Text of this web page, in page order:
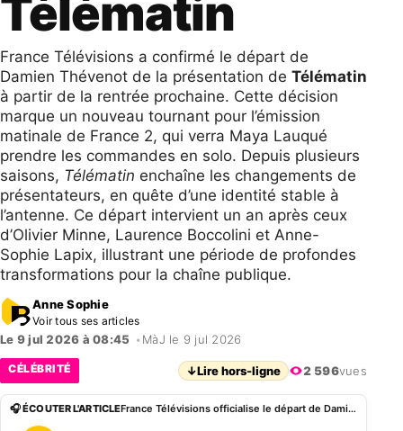
Télématin
France Télévisions a confirmé le départ de
Damien Thévenot de la présentation de Télématin
à partir de la rentrée prochaine. Cette décision
marque un nouveau tournant pour l’émission
matinale de France 2, qui verra Maya Lauqué
prendre les commandes en solo. Depuis plusieurs
saisons, Télématin enchaîne les changements de
présentateurs, en quête d’une identité stable à
l’antenne. Ce départ intervient un an après ceux
d’Olivier Minne, Laurence Boccolini et Anne-
Sophie Lapix, illustrant une période de profondes
transformations pour la chaîne publique.
Anne Sophie
Voir tous ses articles
Le 9 jul 2026 à 08:45 • MàJ le 9 jul 2026
CÉLÉBRITÉ ↓Lire hors-ligne 2 596vues
🎧 ÉCOUTER L'ARTICLE France Télévisions officialise le départ de Damien Thévenot de Télématin